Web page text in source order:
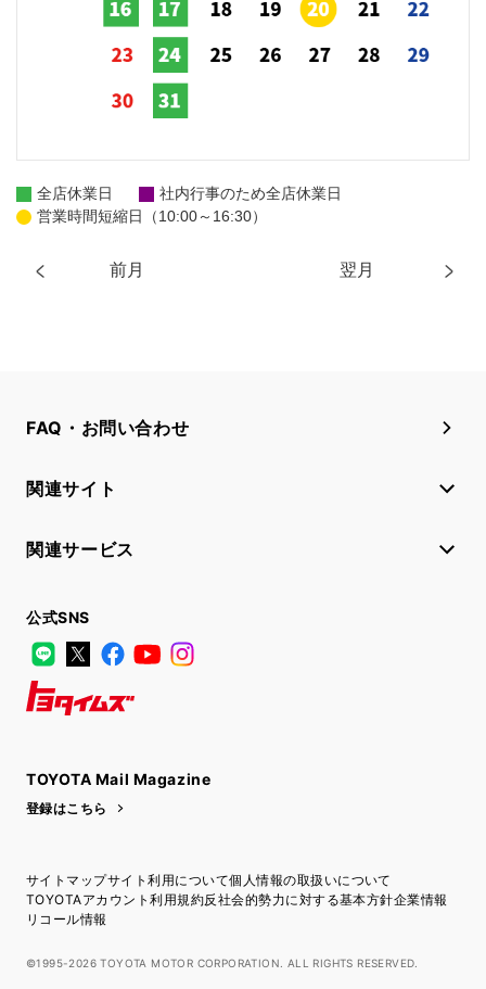
前月 翌月
全店休業日
社内行事のため全店休業日
営業時間短縮日（10:00～16:30）
FAQ・お問い合わせ
関連サイト
関連サービス
公式SNS
LINE
X FacebookYouTube
TOYOTA Mail Magazine
登録はこちら
サイトマップサイト利用について個人情報の取扱いについて
TOYOTAアカウント利用規約反社会的勢力に対する基本方針企業情報
リコール情報
©1995-2026 TOYOTA MOTOR CORPORATION. ALL RIGHTS RESERVED.